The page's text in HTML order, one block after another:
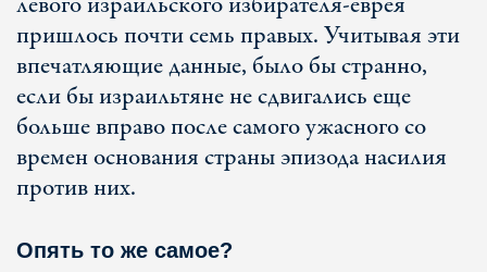
пришлось почти семь правых. Учитывая эти
впечатляющие данные, было бы странно,
если бы израильтяне не сдвигались еще
больше вправо после самого ужасного со
времен основания страны эпизода насилия
против них.
Опять то же самое?